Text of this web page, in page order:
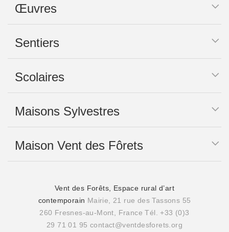
Œuvres
Sentiers
Scolaires
Maisons Sylvestres
Maison Vent des Fôrets
Vent des Forêts, Espace rural d’art
contemporain Mairie, 21 rue des Tassons 55
260 Fresnes-au-Mont, France Tél. +33 (0)3
29 71 01 95 contact@ventdesforets.org